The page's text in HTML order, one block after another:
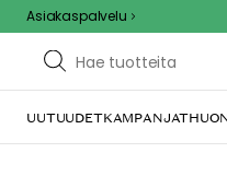
Asiakaspalvelu
UUTUUDETKAMPANJAT